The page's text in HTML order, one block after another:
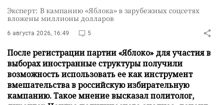
Эксперт: В кампанию «Яблока» в зарубежных соцсетях
вложены миллионы долларов
6 августа 2026, 16:49 5
После регистрации партии «Яблоко» для участия в
выборах иностранные структуры получили
возможность использовать ее как инструмент
вмешательства в российскую избирательную
кампанию. Такое мнение высказал политолог,